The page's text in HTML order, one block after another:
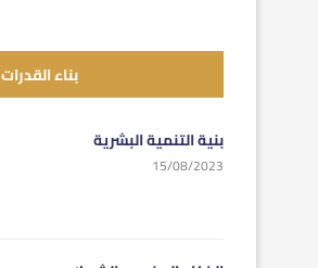
بناء القدرات
بنية التنمية البشرية
15/08/2023